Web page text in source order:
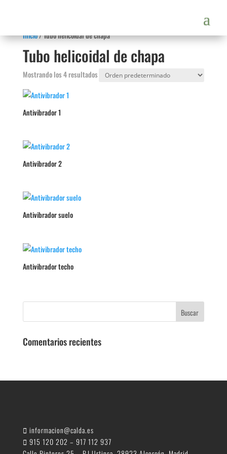
Inicio/ Tubo helicoidal de chapa
Tubo helicoidal de chapa
Mostrando los 4 resultados
Antivibrador 1
Antivibrador 2
Antivibrador suelo
Antivibrador techo
Comentarios recientes
informacion@calda.es
915 120 202 – 917 112 937